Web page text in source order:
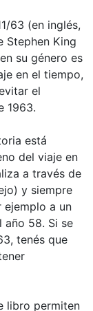
63 (en inglés,
Stephen King
su género es
en el tiempo,
el
1963.
está
del viaje en
a través de
y siempre
a un
año 58. Si se
tenés que
libro permiten